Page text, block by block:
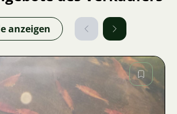
anzeigen